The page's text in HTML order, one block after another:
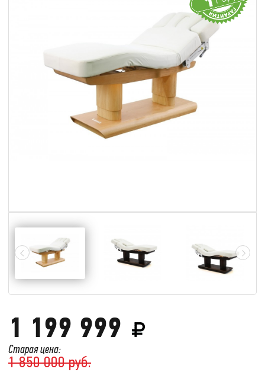
Старая цена:
1 850 000 руб.
1 199 999